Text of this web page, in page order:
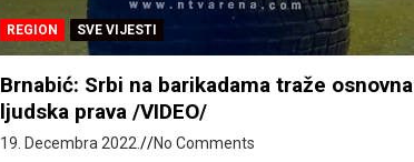
REGION SVE VIJESTI
Brnabić: Srbi na barikadama traže osnovna
ljudska prava /VIDEO/
19. Decembra 2022. No Comments